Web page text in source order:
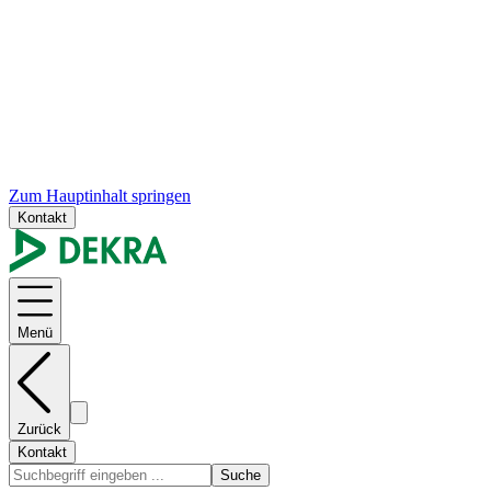
Zum Hauptinhalt springen
Kontakt
Menü
Zurück
Kontakt
Suche